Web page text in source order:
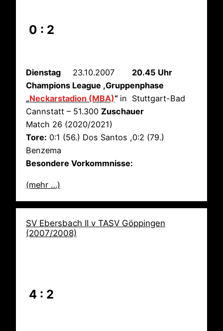
0 : 2
Dienstag 23.10.2007 20.45 Uhr
Champions League ,Gruppenphase
„Neckarstadion (MBA)“ in Stuttgart-Bad
Cannstatt – 51.300 Zuschauer
Match 26 (2020/2021)
Tore: 0:1 (56.) Dos Santos ,0:2 (79.)
Benzema
Besondere Vorkommnisse:
(mehr …)
SV Ebersbach II v TASV Göppingen
(2007/2008)
4 : 2